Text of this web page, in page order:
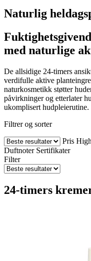
Naturlig
med naturlige
De allsidige 24-timers
verdifulle aktive
naturkosmetikk støtter
påvirkninger og etterlater
ukomplisert hudpleierutine.
Filtrer og sorter
Pris
Duftnoter Sertifikater
Filter
24-timers